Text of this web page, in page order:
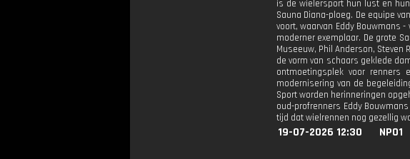
is de wielersport hun lust en
Sauna Diana-ploeg. De equipe
voort, waarvan Eddy Bouwmans
moderner exemplaar. De grote
Museeuw, Phil Anderson,
de vorm van schaars geklede
ontmoetingsplek voor
modernisering van de
Sport worden herinneringen
oud-profrenners Eddy
tijd dat wielrennen nog gezellig
19-07-2026 12:30 NPO1